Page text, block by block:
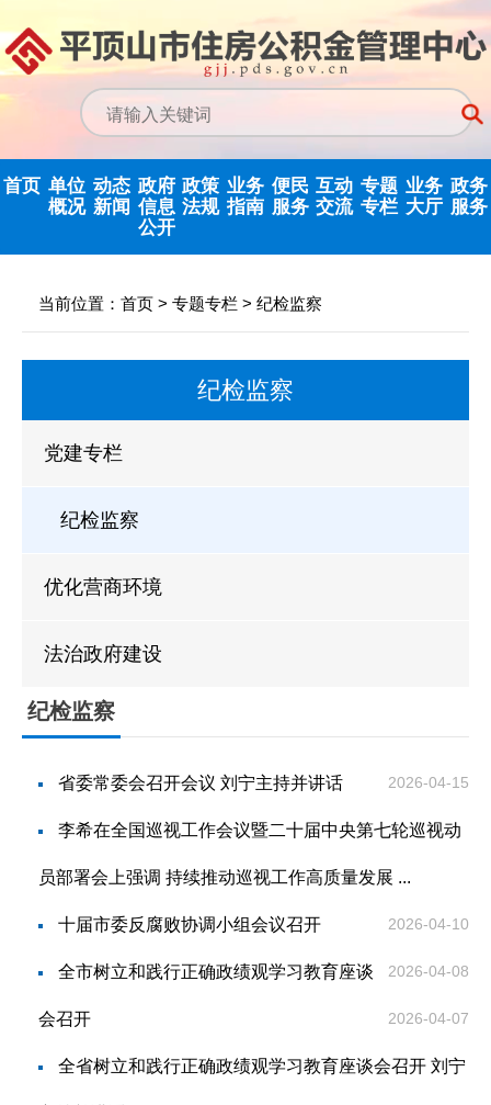
首页 单位
概况
决策机构
内设科室
动态
新闻
行业新闻
政府
信息
公开
信息公开制度
政府信息公开
政策
法规
国家政策法规
省级政策法规
业务
指南
提取业务指南
贷款业务指南
便民
服务
利率公告
互动
交流
互动反馈
专题
专栏
纪检监察
业务
大厅
省政务
政务
服务
当前位置： 首页 > 专题专栏 > 纪检监察
纪检监察
党建专栏
纪检监察
优化营商环境
法治政府建设
纪检监察
省委常委会召开会议 刘宁主持并讲话 2026-04-15
李希在全国巡视工作会议暨二十届中央第七轮巡视动
员部署会上强调 持续推动巡视工作高质量发展 ...
2026-04-10
十届市委反腐败协调小组会议召开
2026-04-08
全市树立和践行正确政绩观学习教育座谈
会召开 2026-04-07
全省树立和践行正确政绩观学习教育座谈会召开 刘宁